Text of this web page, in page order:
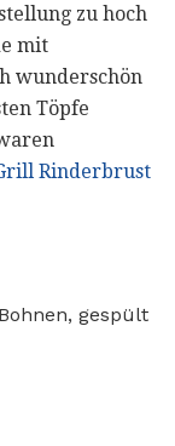
zu hoch
mit
wunderschön
Töpfe
Rinderbrust
gespült